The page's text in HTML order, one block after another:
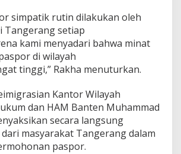
simpatik rutin dilakukan oleh
Tangerang setiap
kami menyadari bahwa minat
di wilayah
tinggi,” Rakha menuturkan.
Kantor Wilayah
dan HAM Banten Muhammad
secara langsung
masyarakat Tangerang dalam
paspor.